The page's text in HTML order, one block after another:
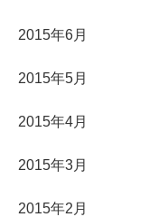
2015年6月
2015年5月
2015年4月
2015年3月
2015年2月